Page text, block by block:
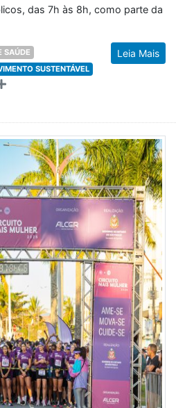
das 7h às 8h, como parte da
Leia Mais
SAÚDE
SUSTENTÁVEL